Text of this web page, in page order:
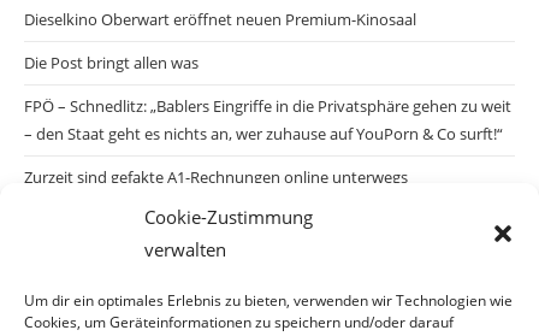
Cookie-Zustimmung
verwalten
Um dir ein optimales Erlebnis zu bieten, verwenden wir Technologien wie
Cookies, um Geräteinformationen zu speichern und/oder darauf
Dieselkino Oberwart eröffnet neuen Premium-Kinosaal
Die Post bringt allen was
FPÖ – Schnedlitz: „Bablers Eingriffe in die Privatsphäre gehen zu weit
– den Staat geht es nichts an, wer zuhause auf YouPorn & Co surft!“
Zurzeit sind gefakte A1-Rechnungen online unterwegs
Salzburgs Juden und ihre Sicherheit: „Erst nach einem Anschlag wäre
die Gefahr endlich konkret!“
Biologisches Wunder in Ceuta